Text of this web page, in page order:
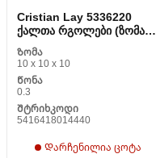
Cristian Lay 5336220
ქალთა რგოლები (ზომა
22)
Ზომა
10 x 10 x 10
Წონა
0.3
Შტრიხკოდი
5416418014440
Დარჩენილია ცოტა